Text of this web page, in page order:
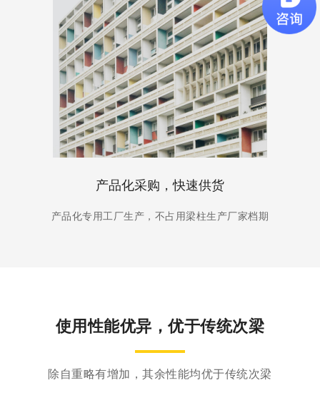
产品化采购，快速供货
产品化专用工厂生产，不占用梁柱生产厂家档期
使用性能优异，优于传统次梁
除自重略有增加，其余性能均优于传统次梁